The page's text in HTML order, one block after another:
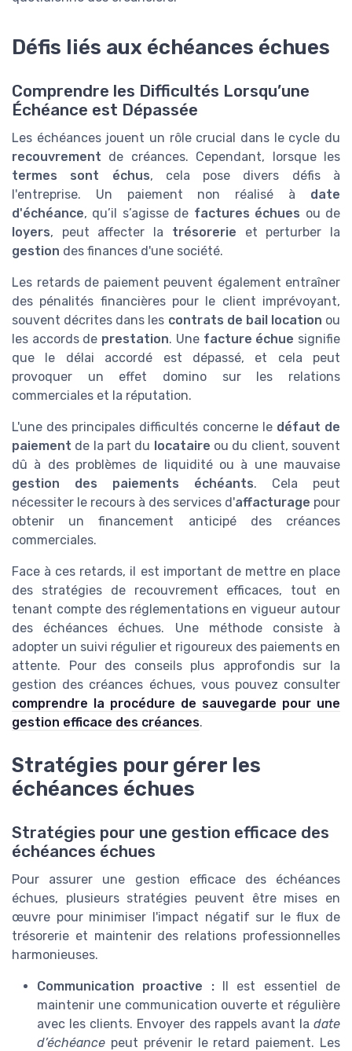
Défis liés aux échéances échues
Comprendre les Difficultés Lorsqu’une
Échéance est Dépassée
Les échéances jouent un rôle crucial dans le cycle du
recouvrement de créances. Cependant, lorsque les
termes sont échus, cela pose divers défis à
l'entreprise. Un paiement non réalisé à date
d'échéance, qu’il s’agisse de factures échues ou de
loyers, peut affecter la trésorerie et perturber la
gestion des finances d'une société.
Les retards de paiement peuvent également entraîner
des pénalités financières pour le client imprévoyant,
souvent décrites dans les contrats de bail location ou
les accords de prestation. Une facture échue signifie
que le délai accordé est dépassé, et cela peut
provoquer un effet domino sur les relations
commerciales et la réputation.
L'une des principales difficultés concerne le défaut de
paiement de la part du locataire ou du client, souvent
dû à des problèmes de liquidité ou à une mauvaise
gestion des paiements échéants. Cela peut
nécessiter le recours à des services d'affacturage pour
obtenir un financement anticipé des créances
commerciales.
Face à ces retards, il est important de mettre en place
des stratégies de recouvrement efficaces, tout en
tenant compte des réglementations en vigueur autour
des échéances échues. Une méthode consiste à
adopter un suivi régulier et rigoureux des paiements en
attente. Pour des conseils plus approfondis sur la
gestion des créances échues, vous pouvez consulter
comprendre la procédure de sauvegarde pour une
gestion efficace des créances.
Stratégies pour gérer les
échéances échues
Stratégies pour une gestion efficace des
échéances échues
Pour assurer une gestion efficace des échéances
échues, plusieurs stratégies peuvent être mises en
œuvre pour minimiser l'impact négatif sur le flux de
trésorerie et maintenir des relations professionnelles
harmonieuses.
Communication proactive :Il est essentiel de
maintenir une communication ouverte et régulière
avec les clients. Envoyer des rappels avant la date
d’échéance peut prévenir le retard paiement. Les